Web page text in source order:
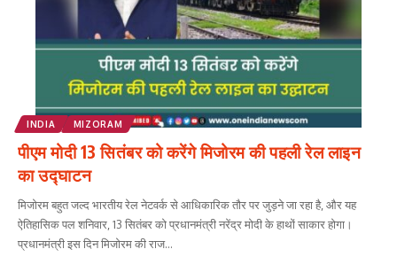
INDIA MIZORAM
पीएम मोदी 13 सितंबर को करेंगे मिजोरम की पहली रेल लाइन
का उद्घाटन
मिजोरम बहुत जल्द भारतीय रेल नेटवर्क से आधिकारिक तौर पर जुड़ने जा रहा है, और यह
ऐतिहासिक पल शनिवार, 13 सितंबर को प्रधानमंत्री नरेंद्र मोदी के हाथों साकार होगा।
प्रधानमंत्री इस दिन मिजोरम की राज...